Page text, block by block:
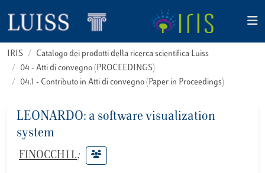
IRIS
Catalogo dei prodotti della ricerca scientifica Luiss
04 - Atti di convegno (PROCEEDINGS)
04.1 - Contributo in Atti di convegno (Paper in Proceedings)
LEONARDO: a software visualization
system
FINOCCHI I.;